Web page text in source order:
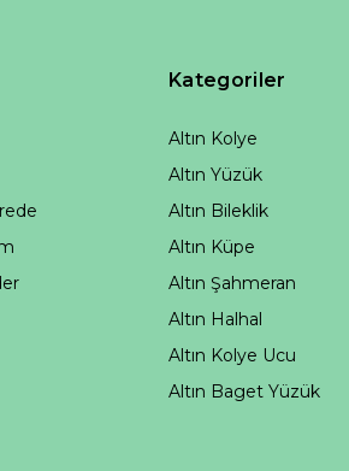
Kategoriler
Altın Kolye
Altın Yüzük
Altın Bileklik
Altın Küpe
Altın Şahmeran
Altın Halhal
Altın Kolye Ucu
Altın Baget Yüzük